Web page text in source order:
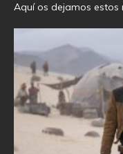
Aquí os dejamos estos